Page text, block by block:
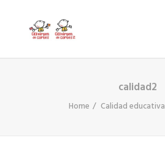
VIRGEN DE CORTES
calidad2
Home Calidad educativa